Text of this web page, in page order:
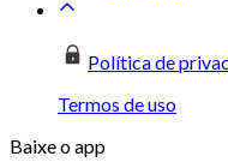
Política de
Termos de uso
Baixe o app